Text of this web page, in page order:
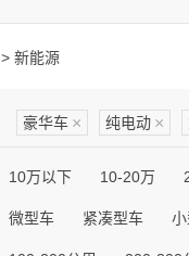
> 新能源
豪华车 × 纯电动 ×
10万以下 10-20万
微型车 紧凑型车